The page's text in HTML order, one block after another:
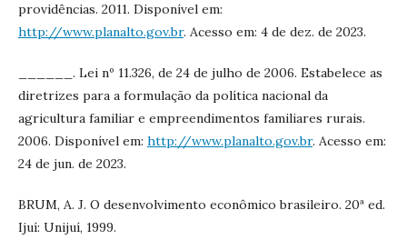
providências. 2011. Disponível em:
http://www.planalto.gov.br. Acesso em: 4 de dez. de 2023.
______. Lei nº 11.326, de 24 de julho de 2006. Estabelece as
diretrizes para a formulação da política nacional da
agricultura familiar e empreendimentos familiares rurais.
2006. Disponível em: http://www.planalto.gov.br. Acesso em:
24 de jun. de 2023.
BRUM, A. J. O desenvolvimento econômico brasileiro. 20ª ed.
Ijuí: Unijuí, 1999.